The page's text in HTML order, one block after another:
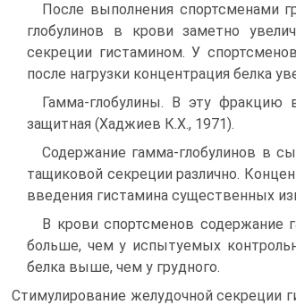
После выполнения спортсменами
глобулинов в крови заметно
секреции гистамином. У
после нагрузки концентрация белка
Гамма-глобулины. В эту фракцию
защитная (Хаджиев К.Х., 1971).
Содержание гамма-глобулинов в
тащиковой секреции различно.
введения гистамина существен­ных
В крови спортсменов содержание
больше, чем у испытуемых
белка выше, чем у грудного.
Сти­мулирование желудочной секреции